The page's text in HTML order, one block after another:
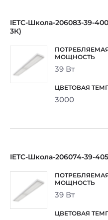
IETC-Школа-206083-39-
3К)
39 Вт
3000
IETC-Школа-206074-39-
39 Вт